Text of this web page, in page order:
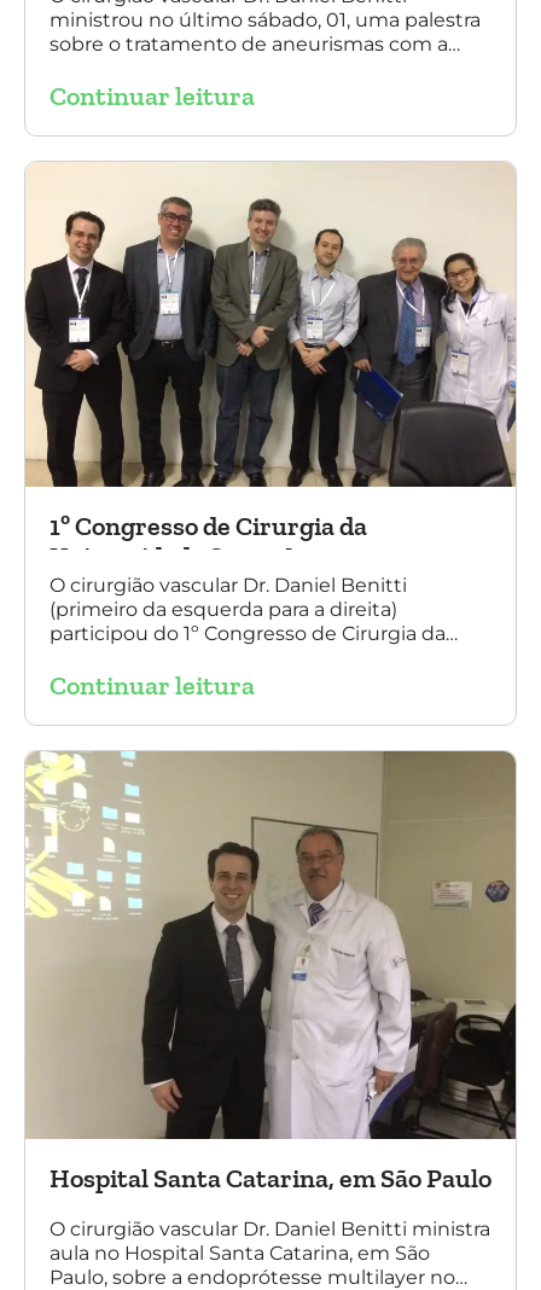
ministrou no último sábado, 01, uma palestra
sobre o tratamento de aneurismas com a
foto, Dr. Daniel Benitti (ao centro) com os
Angiologia e Cirurgia Vascular do Rio Grande
do Sul.
Continuar leitura
1º Congresso de Cirurgia da
Universidade Santo Amaro
O cirurgião vascular Dr. Daniel Benitti
(primeiro da esquerda para a direita)
participou do 1º Congresso de Cirurgia da
de cirurgia endovascular. O evento também
Amato e do Dr. Adnam Neser.
Continuar leitura
Hospital Santa Catarina, em São Paulo
O cirurgião vascular Dr. Daniel Benitti ministra
aula no Hospital Santa Catarina, em São
Paulo, sobre a endoprótesse multilayer no